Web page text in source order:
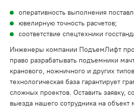
оперативность выполнения
ювелирную точность расчетов;
соответствие спецтехники
Инженеры компании ПодъемЛифт
право разрабатывать подъемники
кранового, ножничного и других
технологическая база гарантирует
сложных проектов. Оставить заявку,
выезда нашего сотрудника на